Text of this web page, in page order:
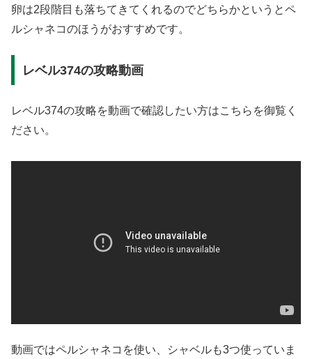
卵は2段階目も落ちてきてくれるのでどちらかというとペ
ルシャネコのほうがおすすめです。
レベル374の攻略動画
レベル374の攻略を動画で確認したい方はこちらを御覧く
ださい。
動画ではペルシャネコを使い、シャベルも3つ使っていま